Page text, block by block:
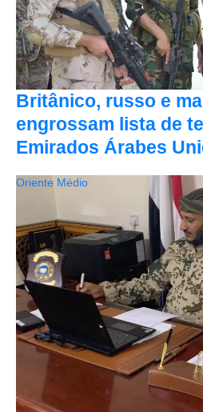
Britânico, russo e
engrossam lista de
Emirados Árabes
Oriente Médio